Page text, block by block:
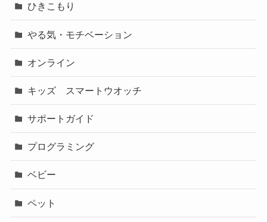
ひきこもり
やる気・モチベーション
オンライン
キッズ スマートウオッチ
サポートガイド
プログラミング
ベビー
ペット